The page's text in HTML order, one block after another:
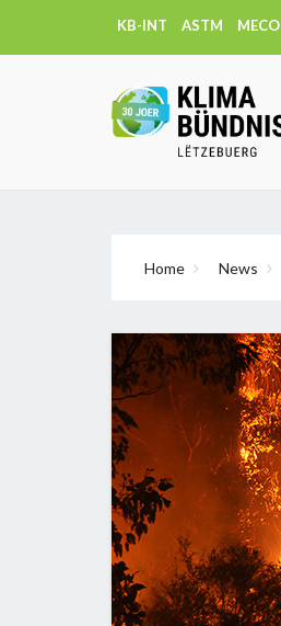
KB-INT ASTM MECO
Home News